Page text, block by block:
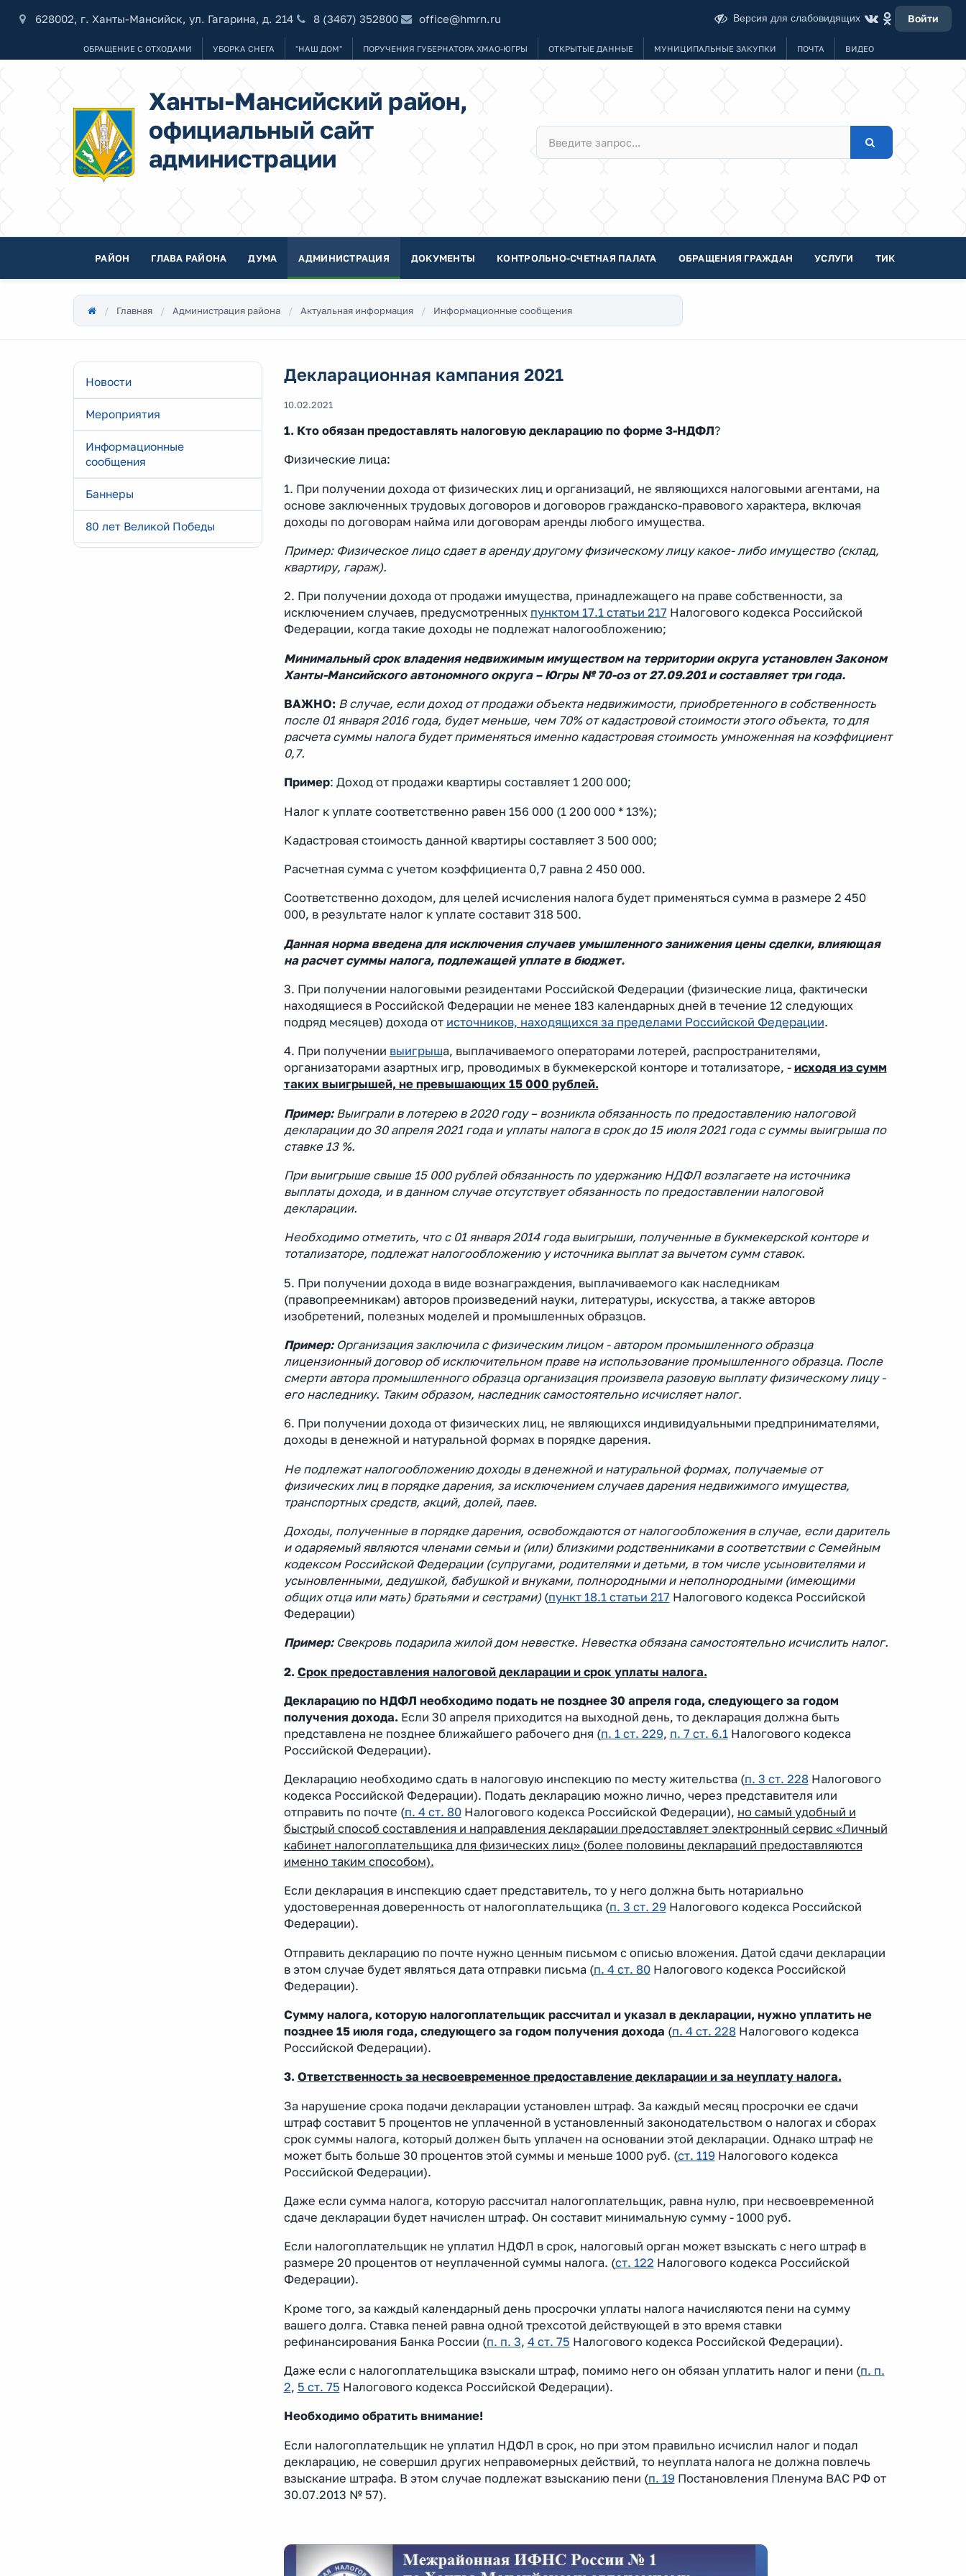
628002, г. Ханты-Мансийск, ул. Гагарина, д. 214 8 (3467) 352800 office@hmrn.ru Версия для слабовидящих Войти
ОБРАЩЕНИЕ С ОТХОДАМИ УБОРКА СНЕГА "НАШ ДОМ" ПОРУЧЕНИЯ ГУБЕРНАТОРА ХМАО-ЮГРЫ ОТКРЫТЫЕ ДАННЫЕ МУНИЦИПАЛЬНЫЕ ЗАКУПКИ ПОЧТА ВИДЕО
Ханты-Мансийский район,
официальный сайт
администрации
РАЙОН ГЛАВА РАЙОНА ДУМА АДМИНИСТРАЦИЯ ДОКУМЕНТЫ КОНТРОЛЬНО-СЧЕТНАЯ ПАЛАТА ОБРАЩЕНИЯ ГРАЖДАН УСЛУГИ ТИК
Главная Администрация района Актуальная информация Информационные сообщения
Новости
Мероприятия
Информационные
сообщения
Баннеры
80 лет Великой Победы
Декларационная кампания 2021
10.02.2021
1. Кто обязан предоставлять налоговую декларацию по форме 3-НДФЛ?
Физические лица:
1. При получении дохода от физических лиц и организаций, не являющихся налоговыми агентами, на
основе заключенных трудовых договоров и договоров гражданско-правового характера, включая
доходы по договорам найма или договорам аренды любого имущества.
Пример: Физическое лицо сдает в аренду другому физическому лицу какое- либо имущество (склад,
квартиру, гараж).
2. При получении дохода от продажи имущества, принадлежащего на праве собственности, за
исключением случаев, предусмотренных пунктом 17.1 статьи 217 Налогового кодекса Российской
Федерации, когда такие доходы не подлежат налогообложению;
Минимальный срок владения недвижимым имуществом на территории округа установлен Законом
Ханты-Мансийского автономного округа – Югры № 70-оз от 27.09.201 и составляет три года.
ВАЖНО:В случае, если доход от продажи объекта недвижимости, приобретенного в собственность
после 01 января 2016 года, будет меньше, чем 70% от кадастровой стоимости этого объекта, то для
расчета суммы налога будет применяться именно кадастровая стоимость умноженная на коэффициент
0,7.
Пример: Доход от продажи квартиры составляет 1 200 000;
Налог к уплате соответственно равен 156 000 (1 200 000 * 13%);
Кадастровая стоимость данной квартиры составляет 3 500 000;
Расчетная сумма с учетом коэффициента 0,7 равна 2 450 000.
Соответственно доходом, для целей исчисления налога будет применяться сумма в размере 2 450
000, в результате налог к уплате составит 318 500.
Данная норма введена для исключения случаев умышленного занижения цены сделки, влияющая
на расчет суммы налога, подлежащей уплате в бюджет.
3. При получении налоговыми резидентами Российской Федерации (физические лица, фактически
находящиеся в Российской Федерации не менее 183 календарных дней в течение 12 следующих
подряд месяцев) дохода от источников, находящихся за пределами Российской Федерации.
4. При получении выигрыша, выплачиваемого операторами лотерей, распространителями,
организаторами азартных игр, проводимых в букмекерской конторе и тотализаторе, - исходя из сумм
таких выигрышей, не превышающих 15 000 рублей.
Пример:Выиграли в лотерею в 2020 году – возникла обязанность по предоставлению налоговой
декларации до 30 апреля 2021 года и уплаты налога в срок до 15 июля 2021 года с суммы выигрыша по
ставке 13 %.
При выигрыше свыше 15 000 рублей обязанность по удержанию НДФЛ возлагаете на источника
выплаты дохода, и в данном случае отсутствует обязанность по предоставлении налоговой
декларации.
Необходимо отметить, что с 01 января 2014 года выигрыши, полученные в букмекерской конторе и
тотализаторе, подлежат налогообложению у источника выплат за вычетом сумм ставок.
5. При получении дохода в виде вознаграждения, выплачиваемого как наследникам
(правопреемникам) авторов произведений науки, литературы, искусства, а также авторов
изобретений, полезных моделей и промышленных образцов.
Пример: Организация заключила с физическим лицом - автором промышленного образца
лицензионный договор об исключительном праве на использование промышленного образца. После
смерти автора промышленного образца организация произвела разовую выплату физическому лицу -
его наследнику. Таким образом, наследник самостоятельно исчисляет налог.
6. При получении дохода от физических лиц, не являющихся индивидуальными предпринимателями,
доходы в денежной и натуральной формах в порядке дарения.
Не подлежат налогообложению доходы в денежной и натуральной формах, получаемые от
физических лиц в порядке дарения, за исключением случаев дарения недвижимого имущества,
транспортных средств, акций, долей, паев.
Доходы, полученные в порядке дарения, освобождаются от налогообложения в случае, если даритель
и одаряемый являются членами семьи и (или) близкими родственниками в соответствии с Семейным
кодексом Российской Федерации (супругами, родителями и детьми, в том числе усыновителями и
усыновленными, дедушкой, бабушкой и внуками, полнородными и неполнородными (имеющими
общих отца или мать) братьями и сестрами)(пункт 18.1 статьи 217 Налогового кодекса Российской
Федерации)
Пример: Свекровь подарила жилой дом невестке. Невестка обязана самостоятельно исчислить налог.
2. Срок предоставления налоговой декларации и срок уплаты налога.
Декларацию по НДФЛ необходимо подать не позднее 30 апреля года, следующего за годом
получения дохода.Если 30 апреля приходится на выходной день, то декларация должна быть
представлена не позднее ближайшего рабочего дня (п. 1 ст. 229, п. 7 ст. 6.1Налогового кодекса
Российской Федерации).
Декларацию необходимо сдать в налоговую инспекцию по месту жительства (п. 3 ст. 228 Налогового
кодекса Российской Федерации). Подать декларацию можно лично, через представителя или
отправить по почте (п. 4 ст. 80Налогового кодекса Российской Федерации), но самый удобный и
быстрый способ составления и направления декларации предоставляет электронный сервис «Личный
кабинет налогоплательщика для физических лиц» (более половины деклараций предоставляются
именно таким способом).
Если декларация в инспекцию сдает представитель, то у него должна быть нотариально
удостоверенная доверенность от налогоплательщика (п. 3 ст. 29 Налогового кодекса Российской
Федерации).
Отправить декларацию по почте нужно ценным письмом с описью вложения. Датой сдачи декларации
в этом случае будет являться дата отправки письма (п. 4 ст. 80Налогового кодекса Российской
Федерации).
Сумму налога, которую налогоплательщик рассчитал и указал в декларации, нужно уплатить не
позднее 15 июля года, следующего за годом получения дохода (п. 4 ст. 228 Налогового кодекса
Российской Федерации).
3. Ответственность за несвоевременное предоставление декларации и за неуплату налога.
За нарушение срока подачи декларации установлен штраф. За каждый месяц просрочки ее сдачи
штраф составит 5 процентов не уплаченной в установленный законодательством о налогах и сборах
срок суммы налога, который должен быть уплачен на основании этой декларации. Однако штраф не
может быть больше 30 процентов этой суммы и меньше 1000 руб. (ст. 119 Налогового кодекса
Российской Федерации).
Даже если сумма налога, которую рассчитал налогоплательщик, равна нулю, при несвоевременной
сдаче декларации будет начислен штраф. Он составит минимальную сумму - 1000 руб.
Если налогоплательщик не уплатил НДФЛ в срок, налоговый орган может взыскать с него штраф в
размере 20 процентов от неуплаченной суммы налога. (ст. 122 Налогового кодекса Российской
Федерации).
Кроме того, за каждый календарный день просрочки уплаты налога начисляются пени на сумму
вашего долга. Ставка пеней равна одной трехсотой действующей в это время ставки
рефинансирования Банка России (п. п. 3, 4 ст. 75 Налогового кодекса Российской Федерации).
Даже если с налогоплательщика взыскали штраф, помимо него он обязан уплатить налог и пени (п. п.
2, 5 ст. 75 Налогового кодекса Российской Федерации).
Необходимо обратить внимание!
Если налогоплательщик не уплатил НДФЛ в срок, но при этом правильно исчислил налог и подал
декларацию, не совершил других неправомерных действий, то неуплата налога не должна повлечь
взыскание штрафа. В этом случае подлежат взысканию пени (п. 19 Постановления Пленума ВАС РФ от
30.07.2013 № 57).